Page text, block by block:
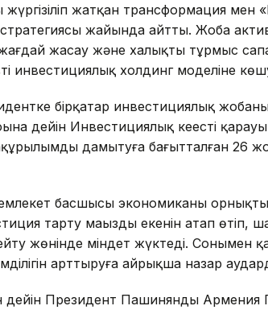
жатқан трансформация мен
жайында айтты. Жоба
жасау және халықтың тұрмыс
инвестициялық холдинг моделіне
бірқатар инвестициялық
дейін Инвестициялық кеңестің
дамытуға бағытталған 26
басшысы экономиканың
тарту маңызды екенін атап өтіп,
жөнінде міндет жүктеді. Сонымен
арттыруға айрықша назар
дейін Президент Пашинянды